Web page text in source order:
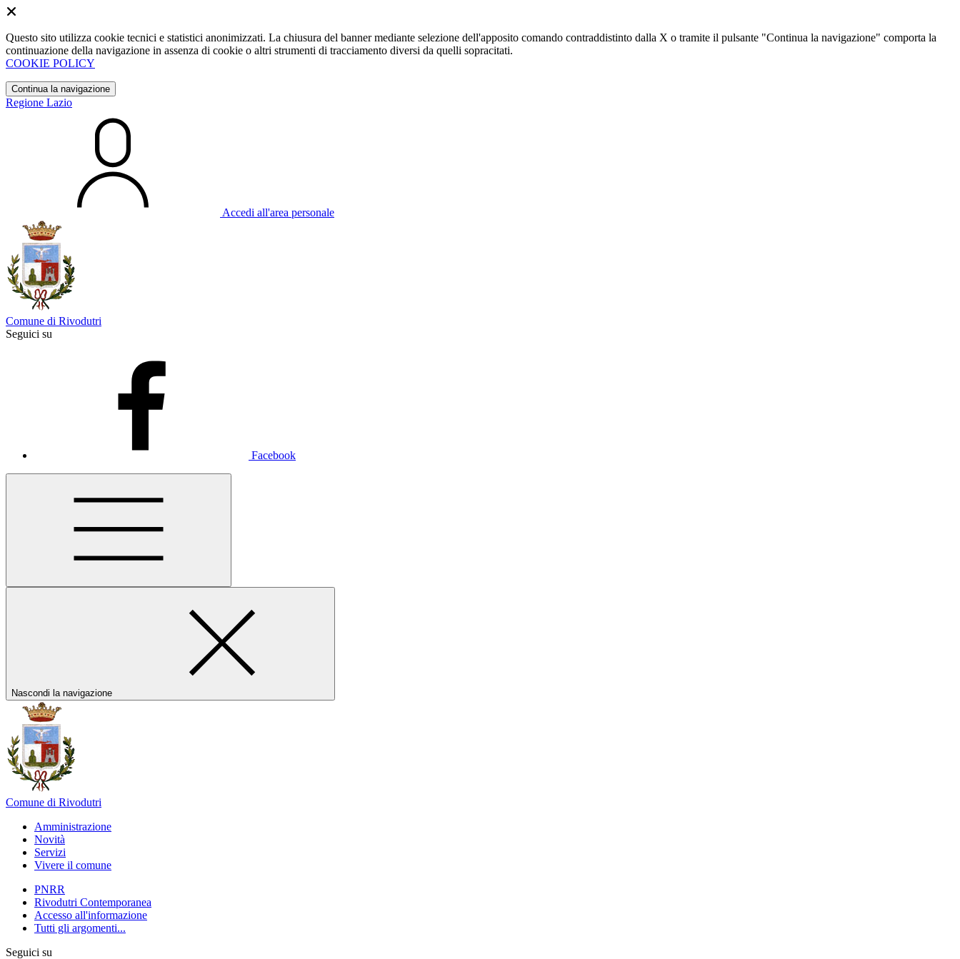
Questo sito utilizza cookie tecnici e statistici anonimizzati. La chiusura del banner mediante selezione dell'apposito comando contraddistinto dalla X o tramite il pulsante "Continua la navigazione" comporta la
continuazione della navigazione in assenza di cookie o altri strumenti di tracciamento diversi da quelli sopracitati.
COOKIE POLICY
Continua la navigazione
Regione Lazio
Accedi all'area personale
Comune di Rivodutri
Seguici su
Facebook
Nascondi la navigazione
Comune di Rivodutri
Amministrazione
Novità
Servizi
Vivere il comune
PNRR
Rivodutri Contemporanea
Accesso all'informazione
Tutti gli argomenti...
Seguici su